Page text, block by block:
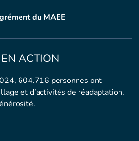
du MAEE
EN ACTION
604.716 personnes ont
et d’activités de réadaptation.